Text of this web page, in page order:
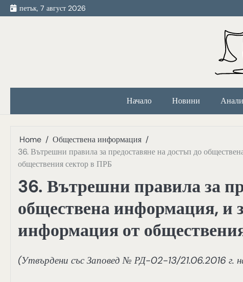
Skip
to
петък, 7 август 2026
Начало Новини
Home
Обществена информация
36. Вътрешни правила за предоставяне на достъп до
обществения сектор в ПРБ
36. Вътрешни правила за
обществена информация, и
информация от
(Утвърдени със Заповед № РД-02-13/21.06.2016 г.